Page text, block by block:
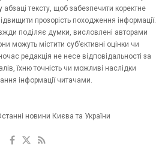
тексту, щоб забезпечити коректне
прозорість походження інформації.
поділяє думки, висловлені авторами
можуть містити суб’єктивні оцінки чи
редакція не несе відповідальності за
їхню точність чи можливі наслідки
інформації читачами.
новини Києва та України